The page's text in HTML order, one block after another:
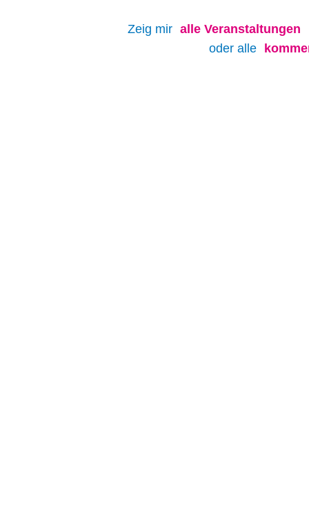
Zeig mir alle Veranstaltungen
oder alle